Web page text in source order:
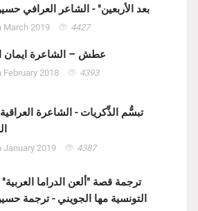
بعد الأربعين" - الشاعر العرافي
March 2019 4427
عطش – الشاعرة ايمان
February 2018 4393
تبسُّم الذِّكريات - الشاعرة
January 2019 4387
ترجمة قصة "ألعن الدراما العربية"
التونسية مها الجويني - ترجمة